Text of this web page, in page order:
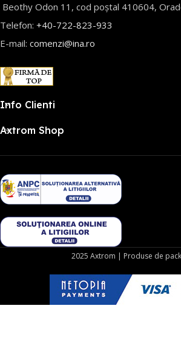
Beothy Odon 11, cod poștal 410604,
Telefon: +40-722-823-933
E-mail: comenzi@ina.ro
Info Clienti
Axtrom Shop
2025 Axtrom | Produse de